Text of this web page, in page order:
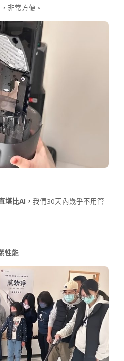
非常方便。
堪比AI ， 我們30天內幾乎不用管
性能